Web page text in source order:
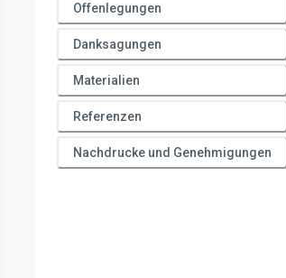
Offenlegungen
Danksagungen
Materialien
Referenzen
Nachdrucke und Genehmigungen